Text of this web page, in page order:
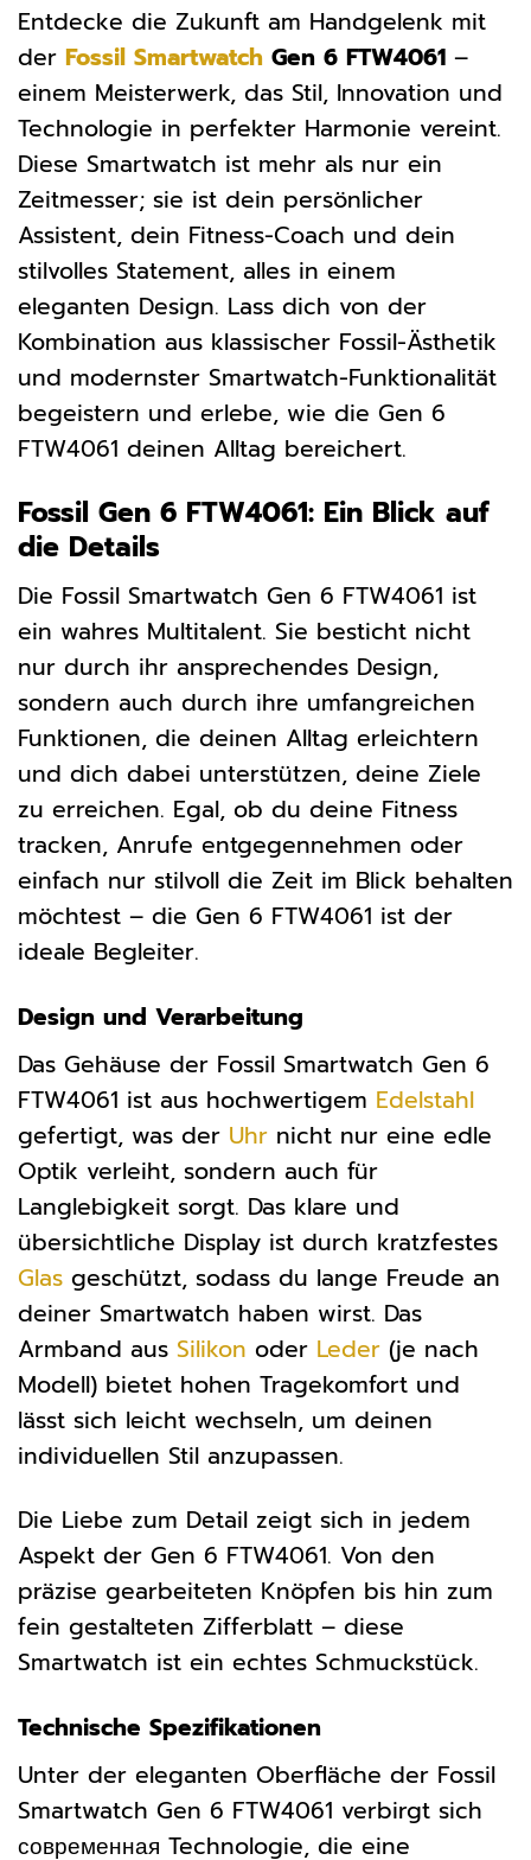
Entdecke die Zukunft am Handgelenk mit
der Fossil Smartwatch Gen 6 FTW4061 –
einem Meisterwerk, das Stil, Innovation und
Technologie in perfekter Harmonie vereint.
Diese Smartwatch ist mehr als nur ein
Zeitmesser; sie ist dein persönlicher
Assistent, dein Fitness-Coach und dein
stilvolles Statement, alles in einem
eleganten Design. Lass dich von der
Kombination aus klassischer Fossil-Ästhetik
und modernster Smartwatch-Funktionalität
begeistern und erlebe, wie die Gen 6
FTW4061 deinen Alltag bereichert.
Fossil Gen 6 FTW4061: Ein Blick auf
die Details
Die Fossil Smartwatch Gen 6 FTW4061 ist
ein wahres Multitalent. Sie besticht nicht
nur durch ihr ansprechendes Design,
sondern auch durch ihre umfangreichen
Funktionen, die deinen Alltag erleichtern
und dich dabei unterstützen, deine Ziele
zu erreichen. Egal, ob du deine Fitness
tracken, Anrufe entgegennehmen oder
einfach nur stilvoll die Zeit im Blick behalten
möchtest – die Gen 6 FTW4061 ist der
ideale Begleiter.
Design und Verarbeitung
Das Gehäuse der Fossil Smartwatch Gen 6
FTW4061 ist aus hochwertigem Edelstahl
gefertigt, was der Uhr nicht nur eine edle
Optik verleiht, sondern auch für
Langlebigkeit sorgt. Das klare und
übersichtliche Display ist durch kratzfestes
Glas geschützt, sodass du lange Freude an
deiner Smartwatch haben wirst. Das
Armband aus Silikon oder Leder (je nach
Modell) bietet hohen Tragekomfort und
lässt sich leicht wechseln, um deinen
individuellen Stil anzupassen.
Die Liebe zum Detail zeigt sich in jedem
Aspekt der Gen 6 FTW4061. Von den
präzise gearbeiteten Knöpfen bis hin zum
fein gestalteten Zifferblatt – diese
Smartwatch ist ein echtes Schmuckstück.
Technische Spezifikationen
Unter der eleganten Oberfläche der Fossil
Smartwatch Gen 6 FTW4061 verbirgt sich
современная Technologie, die eine